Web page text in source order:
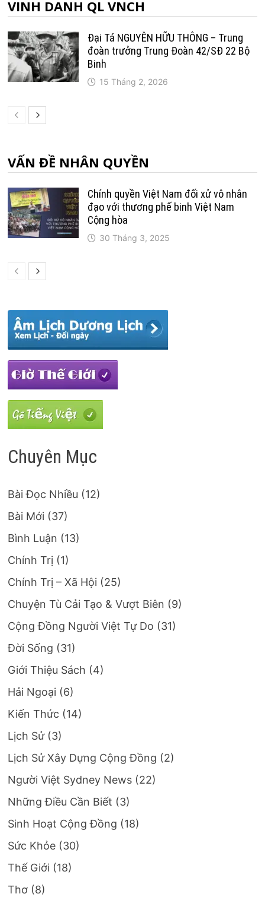
VINH DANH QL VNCH
Đại Tá NGUYỄN HỮU THÔNG – Trung
đoàn trưởng Trung Ðoàn 42/SÐ 22 Bộ
Binh
15 Tháng 2, 2026
VẤN ĐỀ NHÂN QUYỀN
Chính quyền Việt Nam đối xử vô nhân
đạo với thương phế binh Việt Nam
Cộng hòa
30 Tháng 3, 2025
Chuyên Mục
Bài Đọc Nhiều (12)
Bài Mới (37)
Bình Luận (13)
Chính Trị (1)
Chính Trị – Xã Hội (25)
Chuyện Tù Cải Tạo & Vượt Biên (9)
Cộng Đồng Người Việt Tự Do (31)
Đời Sống (31)
Giới Thiệu Sách (4)
Hải Ngoại (6)
Kiến Thức (14)
Lịch Sử(3)
Lịch Sử Xây Dựng Cộng Đồng (2)
Người Việt Sydney News (22)
Những Điều Cần Biết (3)
Sinh Hoạt Cộng Đồng (18)
Sức Khỏe (30)
Thế Giới (18)
Thơ (8)